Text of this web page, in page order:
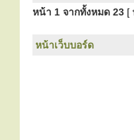
หน้า 1 จากทั้งหมด 23 [
หน้าเว็บบอร์ด